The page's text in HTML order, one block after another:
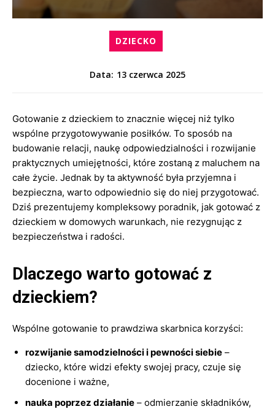
DZIECKO
Data: 13 czerwca 2025
Gotowanie z dzieckiem to znacznie więcej niż tylko
wspólne przygotowywanie posiłków. To sposób na
budowanie relacji, naukę odpowiedzialności i rozwijanie
praktycznych umiejętności, które zostaną z maluchem na
całe życie. Jednak by ta aktywność była przyjemna i
bezpieczna, warto odpowiednio się do niej przygotować.
Dziś prezentujemy kompleksowy poradnik, jak gotować z
dzieckiem w domowych warunkach, nie rezygnując z
bezpieczeństwa i radości.
Dlaczego warto gotować z
dzieckiem?
Wspólne gotowanie to prawdziwa skarbnica korzyści:
rozwijanie samodzielności i pewności siebie –
dziecko, które widzi efekty swojej pracy, czuje się
docenione i ważne,
nauka poprzez działanie – odmierzanie składników,